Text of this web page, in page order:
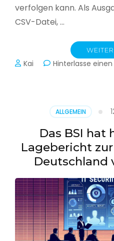
verfolgen kann. Als
CSV-Datei, …
Kai Hinterlasse
ALLGEMEIN
Das BSI hat
Lagebericht